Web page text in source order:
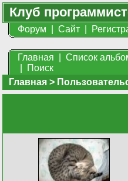
Клуб
Форум Сайт
Главная Список
Поиск
Главная >